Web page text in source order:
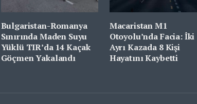
Bulgaristan-Romanya
Sınırında Maden Suyu
Yüklü TIR’da 14 Kaçak
Göçmen Yakalandı
Macaristan M1
Otoyolu’nda Facia: İki
Ayrı Kazada 8 Kişi
Hayatını Kaybetti